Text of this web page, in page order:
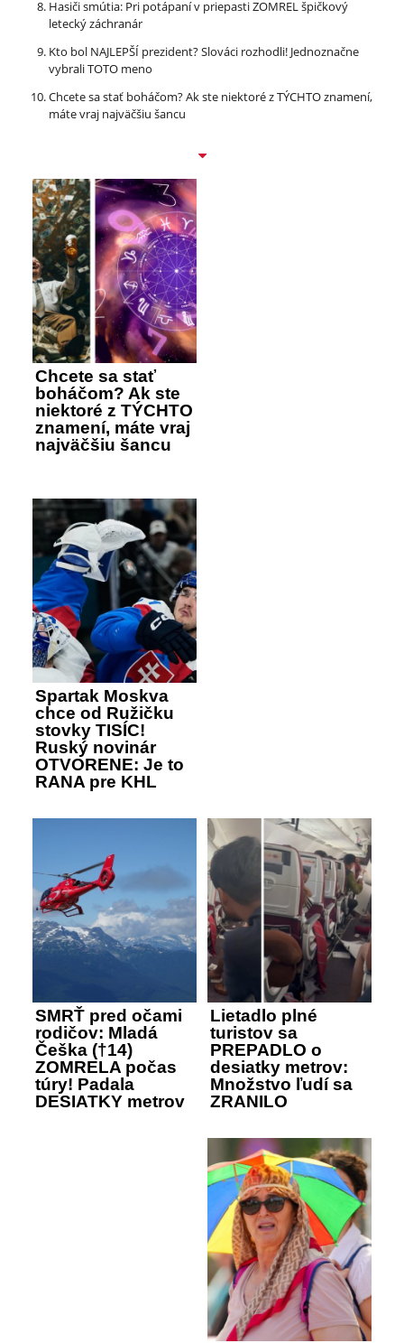
Hasiči smútia: Pri potápaní v priepasti ZOMREL špičkový
letecký záchranár
Kto bol NAJLEPŠÍ prezident? Slováci rozhodli! Jednoznačne
vybrali TOTO meno
Chcete sa stať boháčom? Ak ste niektoré z TÝCHTO znamení,
máte vraj najväčšiu šancu
Chcete sa stať
boháčom? Ak ste
niektoré z TÝCHTO
znamení, máte vraj
najväčšiu šancu
Spartak Moskva
chce od Ružičku
stovky TISÍC!
Ruský novinár
OTVORENE: Je to
RANA pre KHL
SMRŤ pred očami
rodičov: Mladá
Češka (†14)
ZOMRELA počas
túry! Padala
DESIATKY metrov
Lietadlo plné
turistov sa
PREPADLO o
desiatky metrov:
Množstvo ľudí sa
ZRANILO